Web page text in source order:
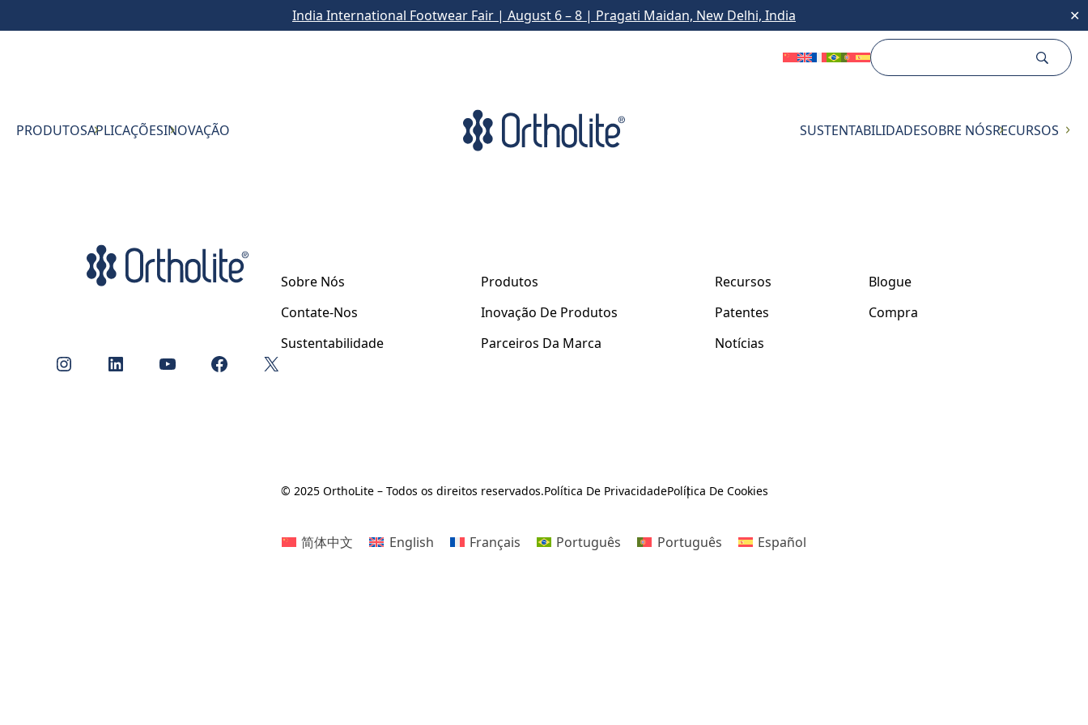
India International Footwear Fair | August 6 – 8 | Pragati Maidan, New Delhi, India ✕
PRODUTOSAPLICAÇÕESINOVAÇÃO SUSTENTABILIDADESOBRE NÓSRECURSOS
Instagram LinkedIn YouTube Facebook X
Sobre Nós
Contate-Nos
Sustentabilidade
Produtos
Inovação De Produtos
Parceiros Da Marca
Recursos
Patentes
Notícias
Blogue
Compra
© 2025 OrthoLite – Todos os direitos reservados.Política De PrivacidadePolítica De Cookies
简体中文 English Français Português Português Español